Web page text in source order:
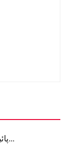
پائیدار ترقی – جموں و کشم...